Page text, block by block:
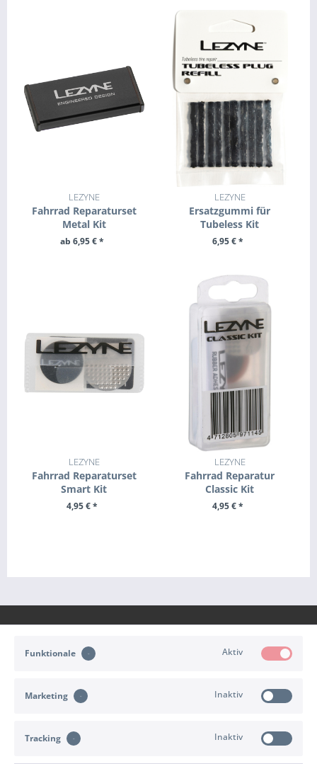
LEZYNE
Fahrrad Reparaturset
Metal Kit
ab 6,95 € *
LEZYNE
Ersatzgummi für
Tubeless Kit
6,95 € *
LEZYNE
Fahrrad Reparaturset
Smart Kit
4,95 € *
LEZYNE
Fahrrad Reparatur
Classic Kit
4,95 € *
INFORMATIONEN
Funktionale Aktiv
Marketing Inaktiv
Tracking Inaktiv